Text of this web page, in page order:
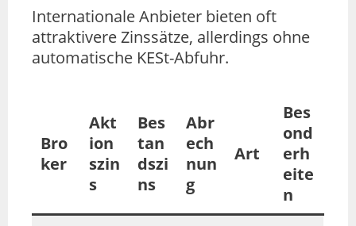
Internationale Anbieter bieten oft
attraktivere Zinssätze, allerdings ohne
automatische KESt-Abfuhr.
Bro
ker
Akt
ion
szin
s
Bes
tan
dszi
ns
Abr
ech
nun
g
Art
Bes
ond
erh
eite
n